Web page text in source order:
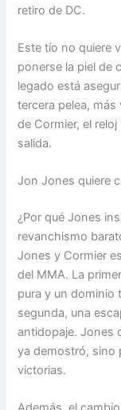
retiro de DC.
Este tío no quiere
ponerse la piel de
legado está
tercera pelea,
de Cormier, el
salida.
Jon Jones quiere
¿Por qué Jones
revanchismo
Jones y Cormier
del MMA. La
pura y un dominio
segunda, una
antidopaje. Jones
ya demostró, sino
victorias.